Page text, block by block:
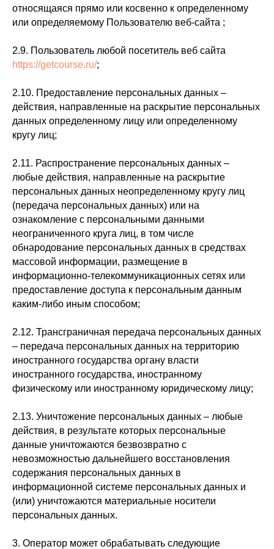
относящаяся прямо или косвенно к определенному
или определяемому Пользователю веб-сайта ;
2.9. Пользователь любой посетитель веб сайта
https://getcourse.ru/;
2.10. Предоставление персональных данных –
действия, направленные на раскрытие персональных
данных определенному лицу или определенному
кругу лиц;
2.11. Распространение персональных данных –
любые действия, направленные на раскрытие
персональных данных неопределенному кругу лиц
(передача персональных данных) или на
ознакомление с персональными данными
неограниченного круга лиц, в том числе
обнародование персональных данных в средствах
массовой информации, размещение в
информационно-телекоммуникационных сетях или
предоставление доступа к персональным данным
каким-либо иным способом;
2.12. Трансграничная передача персональных данных
– передача персональных данных на территорию
иностранного государства органу власти
иностранного государства, иностранному
физическому или иностранному юридическому лицу;
2.13. Уничтожение персональных данных – любые
действия, в результате которых персональные
данные уничтожаются безвозвратно с
невозможностью дальнейшего восстановления
содержания персональных данных в
информационной системе персональных данных и
(или) уничтожаются материальные носители
персональных данных.
3. Оператор может обрабатывать следующие